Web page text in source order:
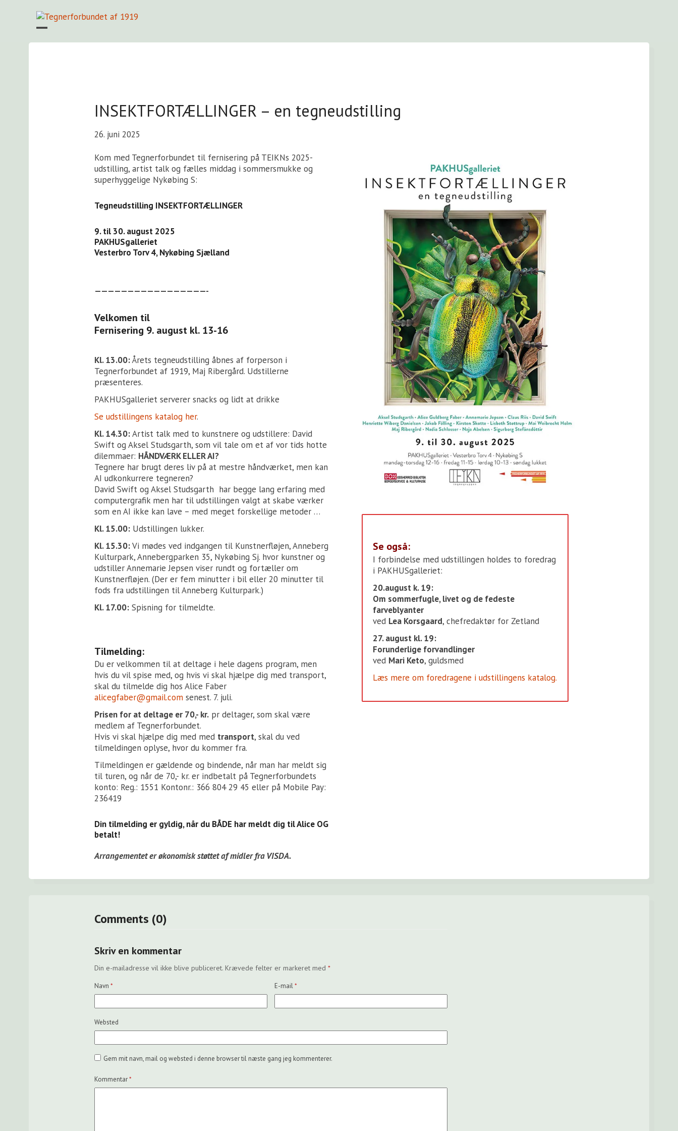
INSEKTFORTÆLLINGER – en tegneudstilling
26. juni 2025
Kom med Tegnerforbundet til fernisering på TEIKNs 2025-
udstilling, artist talk og fælles middag i sommersmukke og
superhyggelige Nykøbing S:
Tegneudstilling INSEKTFORTÆLLINGER
9. til 30. august 2025
PAKHUSgalleriet
Vesterbro Torv 4, Nykøbing Sjælland
—————————————————-
Velkomen til
Fernisering 9. august kl. 13-16
Kl. 13.00:Årets tegneudstilling åbnes af forperson i
Tegnerforbundet af 1919, Maj Ribergård. Udstillerne
præsenteres.
PAKHUSgalleriet serverer snacks og lidt at drikke
Se udstillingens katalog her.
Kl. 14.30:Artist talk med to kunstnere og udstillere: David
Swift og Aksel Studsgarth, som vil tale om et af vor tids hotte
dilemmaer: HÅNDVÆRK ELLER AI?
Tegnere har brugt deres liv på at mestre håndværket, men kan
AI udkonkurrere tegneren?
David Swift og Aksel Studsgarth har begge lang erfaring med
computergrafik men har til udstillingen valgt at skabe værker
som en AI ikke kan lave – med meget forskellige metoder …
Kl. 15.00: Udstillingen lukker.
Kl. 15.30:Vi mødes ved indgangen til Kunstnerfløjen, Anneberg
Kulturpark, Annebergparken 35, Nykøbing Sj. hvor kunstner og
udstiller Annemarie Jepsen viser rundt og fortæller om
Kunstnerfløjen. (Der er fem minutter i bil eller 20 minutter til
fods fra udstillingen til Anneberg Kulturpark.)
Kl. 17.00: Spisning for tilmeldte.
Tilmelding:
Du er velkommen til at deltage i hele dagens program, men
hvis du vil spise med, og hvis vi skal hjælpe dig med transport,
skal du tilmelde dig hos Alice Faber
alicegfaber@gmail.com senest. 7. juli.
Prisen for at deltage er 70,- kr. pr deltager, som skal være
medlem af Tegnerforbundet.
Hvis vi skal hjælpe dig med med transport, skal du ved
tilmeldingen oplyse, hvor du kommer fra.
Tilmeldingen er gældende og bindende, når man har meldt sig
til turen, og når de 70,- kr. er indbetalt på Tegnerforbundets
konto: Reg.: 1551 Kontonr.: 366 804 29 45 eller på Mobile Pay:
236419
Din tilmelding er gyldig, når du BÅDE har meldt dig til Alice OG
betalt!
Arrangementet er økonomisk støttet af midler fra VISDA.
Se også:
I forbindelse med udstillingen holdes to foredrag
i PAKHUSgalleriet:
20.august k. 19:
Om sommerfugle, livet og de fedeste
farveblyanter
ved Lea Korsgaard, chefredaktør for Zetland
27. august kl. 19:
Forunderlige forvandlinger
ved Mari Keto, guldsmed
Læs mere om foredragene i udstillingens katalog.
Comments (0)
Skriv en kommentar
Din e-mailadresse vil ikke blive publiceret. Krævede felter er markeret med *
Navn * E-mail*
Websted
Gem mit navn, mail og websted i denne browser til næste gang jeg kommenterer.
Kommentar*